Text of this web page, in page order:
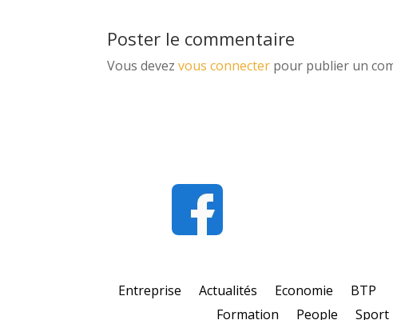
Poster le commentaire
Vous devezvous connecter pour publier un
Entreprise Actualités Economie BTP
Formation
People Sport